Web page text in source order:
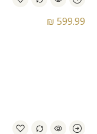
₪ 599.99